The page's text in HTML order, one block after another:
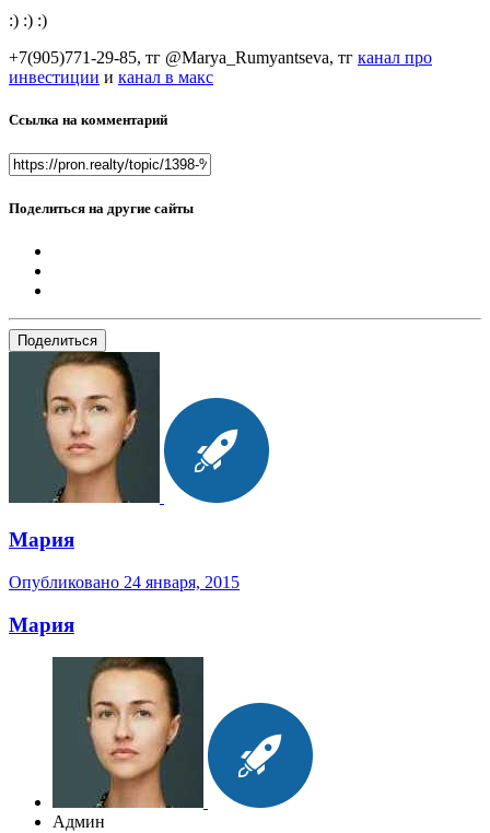
:) :) :)
+7(905)771-29-85, тг @Marya_Rumyantseva, тг канал про
инвестиции и канал в макс
Ссылка на комментарий
Поделиться на другие сайты
Поделиться
Мария
Опубликовано 24 января, 2015
Мария
Админ